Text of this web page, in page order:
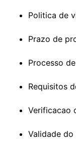
Politica de
Prazo de
Processo
Requisitos
Verificacao
Validade